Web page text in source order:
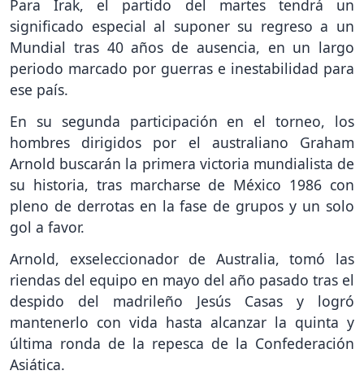
Para Irak, el partido del martes tendrá un
significado especial al suponer su regreso a un
Mundial tras 40 años de ausencia, en un largo
periodo marcado por guerras e inestabilidad para
ese país.
En su segunda participación en el torneo, los
hombres dirigidos por el australiano Graham
Arnold buscarán la primera victoria mundialista de
su historia, tras marcharse de México 1986 con
pleno de derrotas en la fase de grupos y un solo
gol a favor.
Arnold, exseleccionador de Australia, tomó las
riendas del equipo en mayo del año pasado tras el
despido del madrileño Jesús Casas y logró
mantenerlo con vida hasta alcanzar la quinta y
última ronda de la repesca de la Confederación
Asiática.